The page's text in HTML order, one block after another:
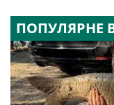
ПОПУЛЯРНЕ